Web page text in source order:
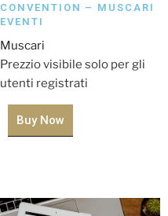
CONVENTION – MUSCARI
EVENTI
Muscari
Prezzio visibile solo per gli
utenti registrati
Buy Now